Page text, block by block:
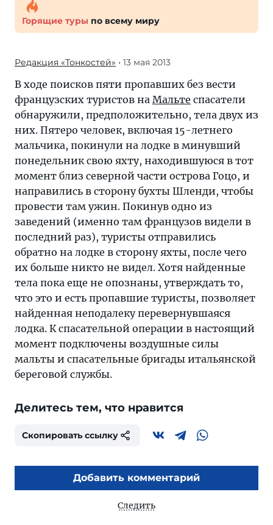
Горящие туры по всему миру
Редакция «Тонкостей» • 13 мая 2013
В ходе поисков пяти пропавших без вести
французских туристов на Мальте спасатели
обнаружили, предположительно, тела двух из
них. Пятеро человек, включая 15-летнего
мальчика, покинули на лодке в минувший
понедельник свою яхту, находившуюся в тот
момент близ северной части острова Гоцо, и
направились в сторону бухты Шленди, чтобы
провести там ужин. Покинув одно из
заведений (именно там французов видели в
последний раз), туристы отправились
обратно на лодке в сторону яхты, после чего
их больше никто не видел. Хотя найденные
тела пока еще не опознаны, утверждать то,
что это и есть пропавшие туристы, позволяет
найденная неподалеку перевернувшаяся
лодка. К спасательной операции в настоящий
момент подключены воздушные силы
мальты и спасательные бригады итальянской
береговой службы.
Делитесь тем, что нравится
Скопировать ссылку
Добавить комментарий
Следить